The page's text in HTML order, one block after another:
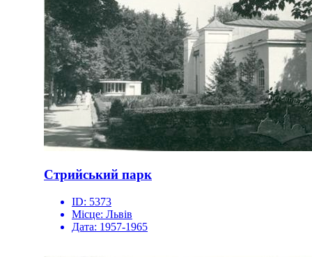
Стрийський парк
ID: 5373
Місце: Львів
Дата: 1957-1965